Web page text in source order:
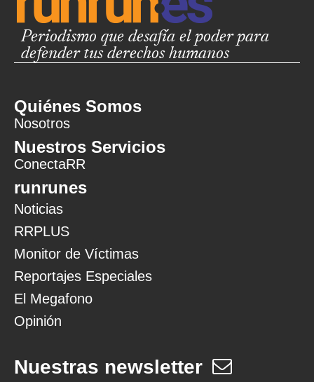
Periodismo que desafía el poder para
defender tus derechos humanos
Quiénes Somos
Nosotros
Nuestros Servicios
ConectaRR
runrunes
Noticias
RRPLUS
Monitor de Víctimas
Reportajes Especiales
El Megafono
Opinión
Nuestras newsletter